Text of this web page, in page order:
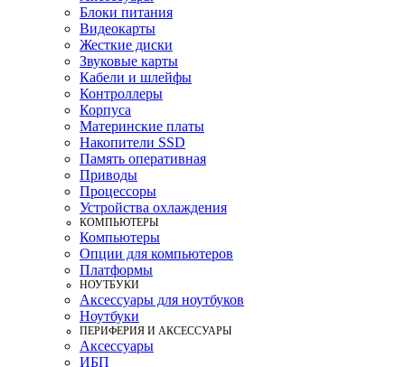
Блоки питания
Видеокарты
Жесткие диски
Звуковые карты
Кабели и шлейфы
Контроллеры
Корпуса
Материнские платы
Накопители SSD
Память оперативная
Приводы
Процессоры
Устройства охлаждения
КОМПЬЮТЕРЫ
Компьютеры
Опции для компьютеров
Платформы
НОУТБУКИ
Аксессуары для ноутбуков
Ноутбуки
ПЕРИФЕРИЯ И АКСЕССУАРЫ
Аксессуары
ИБП